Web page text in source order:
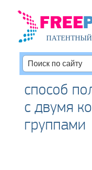
способ
с двумя
группами